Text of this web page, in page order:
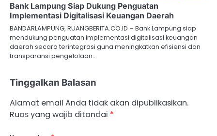
Bank Lampung Siap Dukung Penguatan
Implementasi Digitalisasi Keuangan Daerah
BANDARLAMPUNG, RUANGBERITA.CO.ID – Bank Lampung siap
mendukung penguatan implementasi digitalisasi keuangan
daerah secara terintegrasi guna meningkatkan efisiensi dan
transparansi pengelolaan…
Tinggalkan Balasan
Alamat email Anda tidak akan dipublikasikan.
Ruas yang wajib ditandai *